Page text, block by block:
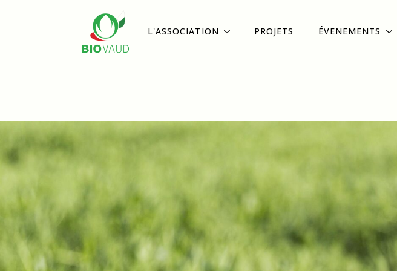
L'ASSOCIATION PROJETS ÉVENEMENTS